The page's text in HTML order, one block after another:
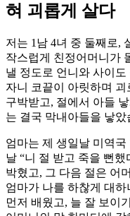
혀 괴롭게 살다
저는 1남 4녀 중 둘째로,
작스럽게 친정어머니가
낼 정도로 언니와 사이
자니 코끝이 아릿하며
구박받고, 절에서 아들
는 결국 막내아들을 낳았
엄마는 제 생일날 미역
날 “니 절 받고 죽을 뻔했
박혔고, 그 다음 절은 어
엄마가 나를 하찮게 대
먼저 배웠고, 늘 잘 보이